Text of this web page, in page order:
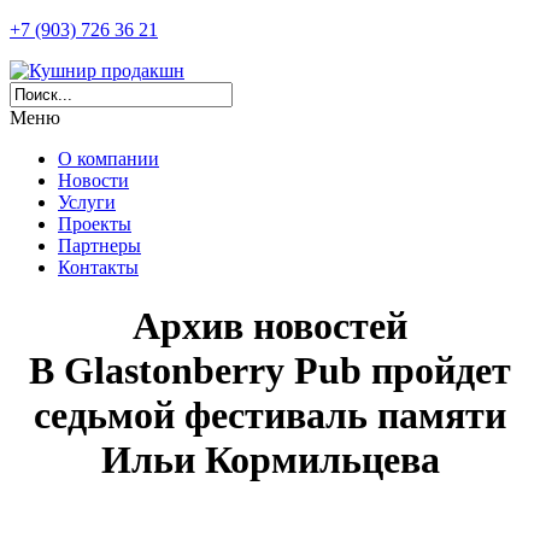
+7 (903) 726 36 21
Меню
О компании
Новости
Услуги
Проекты
Партнеры
Контакты
Архив новостей
В Glastonberry Pub пройдет
седьмой фестиваль памяти
Ильи Кормильцева